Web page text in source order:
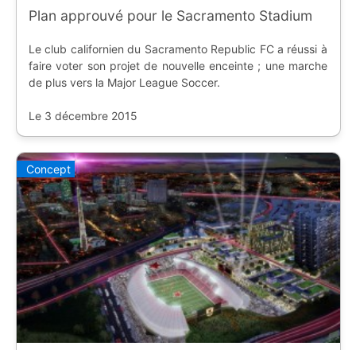
Plan approuvé pour le Sacramento Stadium
Le club californien du Sacramento Republic FC a réussi à
faire voter son projet de nouvelle enceinte ; une marche
de plus vers la Major League Soccer.
Le 3 décembre 2015
Concept